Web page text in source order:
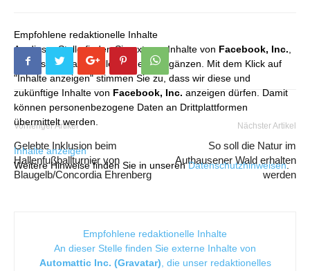
Empfohlene redaktionelle Inhalte
An dieser Stelle finden Sie externe Inhalte von Facebook, Inc.
die unser redaktionelles Angebot ergänzen. Mit dem Klick auf
"Inhalte anzeigen" stimmen Sie zu, dass wir diese und
zukünftige Inhalte von Facebook, Inc. anzeigen dürfen. Damit
können personenbezogene Daten an Drittplattformen
übermittelt werden.
Inhalte anzeigen
Weitere Hinweise finden Sie in unserenDatenschutzhinweisen.
Vorheriger Artikel
Gelebte Inklusion beim
Hallenfußballturnier von
Blaugelb/Concordia Ehrenberg
Nächster Artikel
So soll die Natur im
Authausener Wald erhalten
werden
Empfohlene redaktionelle Inhalte
An dieser Stelle finden Sie externe Inhalte von
Automattic Inc. (Gravatar) , die unser redaktionelles